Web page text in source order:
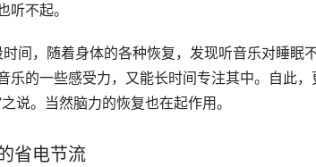
听不起。
间，随着身体的各种恢复，发现听音乐对睡眠
乐的一些感受力，又能长时间专注其中。自此，
说。当然脑力的恢复也在起作用。
省电节流